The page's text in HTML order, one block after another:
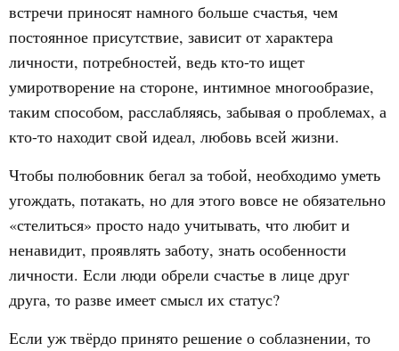
встречи приносят намного больше счастья, чем
постоянное присутствие, зависит от характера
личности, потребностей, ведь кто-то ищет
умиротворение на стороне, интимное многообразие,
таким способом, расслабляясь, забывая о проблемах, а
кто-то находит свой идеал, любовь всей жизни.
Чтобы полюбовник бегал за тобой, необходимо уметь
угождать, потакать, но для этого вовсе не обязательно
«стелиться» просто надо учитывать, что любит и
ненавидит, проявлять заботу, знать особенности
личности. Если люди обрели счастье в лице друг
друга, то разве имеет смысл их статус?
Если уж твёрдо принято решение о соблазнении, то